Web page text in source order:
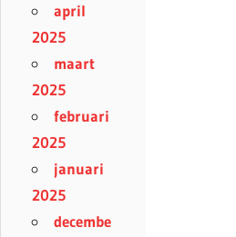
april
2025
maart
2025
februari
2025
januari
2025
decembe